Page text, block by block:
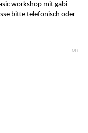
workshop mit gabi –
bitte telefonisch oder
on